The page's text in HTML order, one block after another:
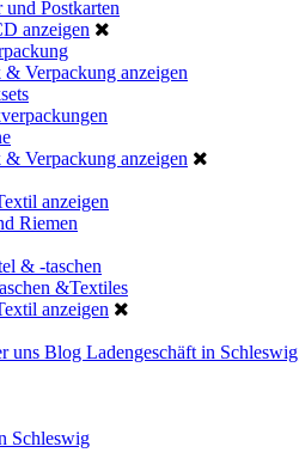
Postkarten
anzeigen
& Verpackung anzeigen
& Verpackung anzeigen
anzeigen
Riemen
& -taschen
&Textiles
anzeigen
uns Blog Ladengeschäft in Schleswig
Schleswig